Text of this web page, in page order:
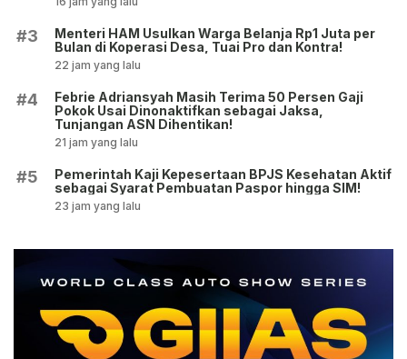
#3
Menteri HAM Usulkan Warga Belanja Rp1 Juta per
Bulan di Koperasi Desa, Tuai Pro dan Kontra!
22 jam yang lalu
#4
Febrie Adriansyah Masih Terima 50 Persen Gaji
Pokok Usai Dinonaktifkan sebagai Jaksa,
Tunjangan ASN Dihentikan!
21 jam yang lalu
#5
Pemerintah Kaji Kepesertaan BPJS Kesehatan Aktif
sebagai Syarat Pembuatan Paspor hingga SIM!
23 jam yang lalu